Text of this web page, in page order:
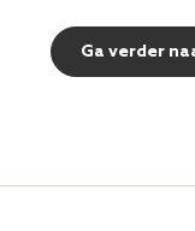
Ga verder